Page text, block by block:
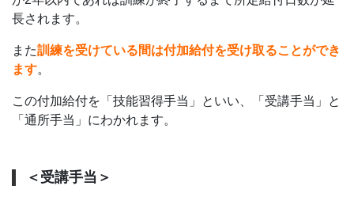
長されます。
また訓練を受けている間は付加給付を受け取ることができ
ます。
この付加給付を「技能習得手当」といい、「受講手当」と
「通所手当」にわかれます。
＜受講手当＞